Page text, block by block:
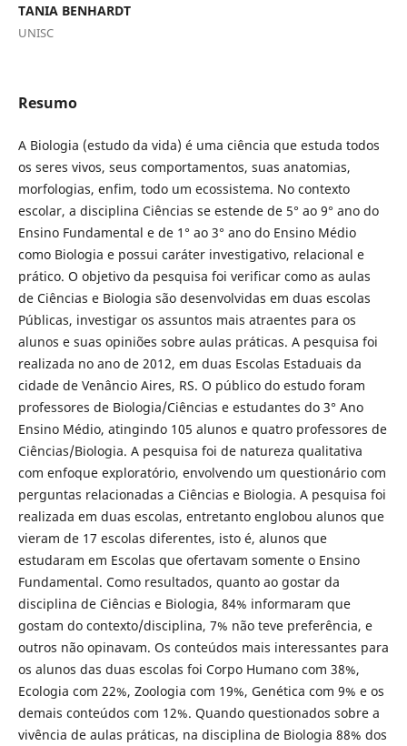
TANIA BENHARDT
UNISC
Resumo
A Biologia (estudo da vida) é uma ciência que estuda todos
os seres vivos, seus comportamentos, suas anatomias,
morfologias, enfim, todo um ecossistema. No contexto
escolar, a disciplina Ciências se estende de 5° ao 9° ano do
Ensino Fundamental e de 1° ao 3° ano do Ensino Médio
como Biologia e possui caráter investigativo, relacional e
prático. O objetivo da pesquisa foi verificar como as aulas
de Ciências e Biologia são desenvolvidas em duas escolas
Públicas, investigar os assuntos mais atraentes para os
alunos e suas opiniões sobre aulas práticas. A pesquisa foi
realizada no ano de 2012, em duas Escolas Estaduais da
cidade de Venâncio Aires, RS. O público do estudo foram
professores de Biologia/Ciências e estudantes do 3° Ano
Ensino Médio, atingindo 105 alunos e quatro professores de
Ciências/Biologia. A pesquisa foi de natureza qualitativa
com enfoque exploratório, envolvendo um questionário com
perguntas relacionadas a Ciências e Biologia. A pesquisa foi
realizada em duas escolas, entretanto englobou alunos que
vieram de 17 escolas diferentes, isto é, alunos que
estudaram em Escolas que ofertavam somente o Ensino
Fundamental. Como resultados, quanto ao gostar da
disciplina de Ciências e Biologia, 84% informaram que
gostam do contexto/disciplina, 7% não teve preferência, e
outros não opinavam. Os conteúdos mais interessantes para
os alunos das duas escolas foi Corpo Humano com 38%,
Ecologia com 22%, Zoologia com 19%, Genética com 9% e os
demais conteúdos com 12%. Quando questionados sobre a
vivência de aulas práticas, na disciplina de Biologia 88% dos